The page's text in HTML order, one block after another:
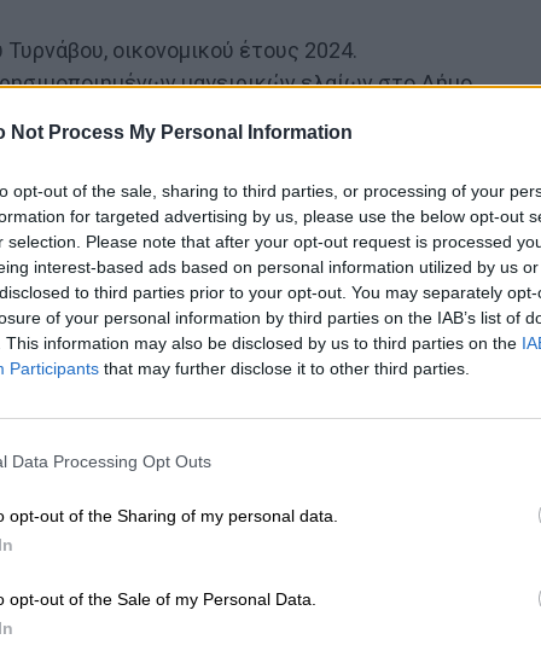
Not Process My Personal Information
opt-out of the sale, sharing to third parties, or processing of your
for targeted advertising by us, please use the below opt-out
selection. Please note that after your opt-out request is processed
interest-based ads based on personal information utilized by us
to third parties prior to your opt-out. You may separately
of your personal information by third parties on the IAB’s list of
This information may also be disclosed by us to third parties on the
Participants that may further disclose it to other third parties.
Data Processing Opt Outs
opt-out of the Sharing of my personal data.
opt-out of the Sale of my Personal Data.
οικονομικού έτους 2024.
μαγειρικών ελαίων στο Δήμο
της οδού Αγίας Παρασκευής στη Δημοτική
ΚΑΥΣΙΜΩΝ & ΕΝΕΡΓΕΙΑΣ της TSIGANIS
εκτέλεσης του έργου: «ΔΗΜΙΟΥΡΓΙΑ
ΔΗΜΟΤΙΚΟΥ ΚΤΙΡΙΟΥ ΣΤΟΝ ΑΜΠΕΛΩΝΑ».
του εγκεκριμένου ρυμοτομικού σχεδίου
από απόφαση άρσης ρυμοτομικής
με τροποποίηση ρυμοτομικού σχεδίου
δημοτικού ακινήτου (8° Δημοτικό
Αρβαντοβλάχων Αργυροπουλίου, αναφορικά με την
Αργυροπουλίου.
αναφορικά με την παραχώρηση χρήσης